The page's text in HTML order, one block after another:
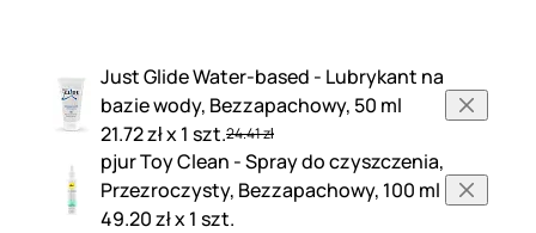
Just Glide Water-based - Lubrykant na
bazie wody, Bezzapachowy, 50 ml
21.72 zł x 1 szt.24.41 zł
pjur Toy Clean - Spray do czyszczenia,
Przezroczysty, Bezzapachowy, 100 ml
49.20 zł x 1 szt.